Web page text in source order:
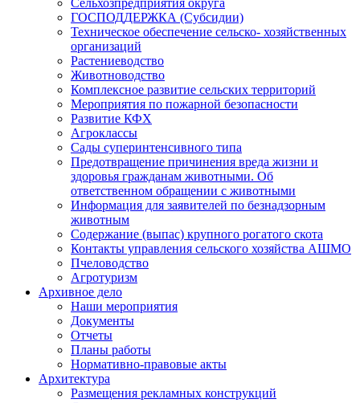
Сельхозпредприятия округа
ГОСПОДДЕРЖКА (Субсидии)
Техническое обеспечение сельско- хозяйственных
организаций
Растениеводство
Животноводство
Комплексное развитие сельских территорий
Мероприятия по пожарной безопасности
Развитие КФХ
Агроклассы
Сады суперинтенсивного типа
Предотвращение причинения вреда жизни и
здоровья гражданам животными. Об
ответственном обращении с животными
Информация для заявителей по безнадзорным
животным
Содержание (выпас) крупного рогатого скота
Контакты управления сельского хозяйства АШМО
Пчеловодство
Агротуризм
Архивное дело
Наши мероприятия
Документы
Отчеты
Планы работы
Нормативно-правовые акты
Архитектура
Размещения рекламных конструкций